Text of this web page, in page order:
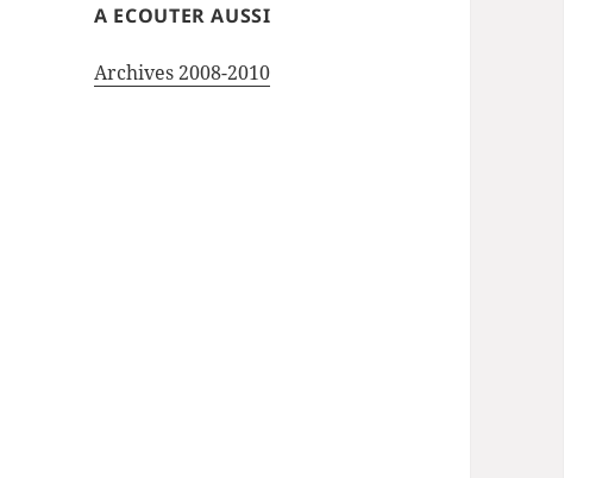
A ECOUTER AUSSI
Archives 2008-2010